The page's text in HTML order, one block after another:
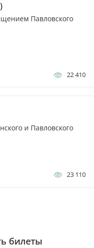
Павловского
22 410
и Павловского
23 110
билеты